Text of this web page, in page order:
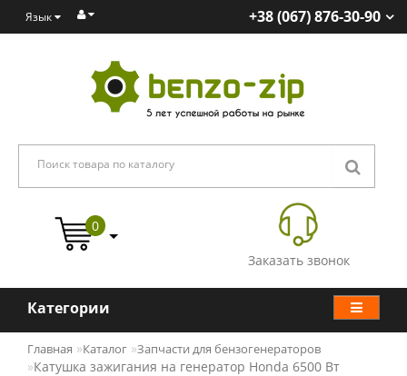
Язык +38 (067) 876-30-90
Заказать звонок
0
Категории
Главная Каталог Запчасти для бензогенераторов
Катушка зажигания на генератор Honda 6500 Вт